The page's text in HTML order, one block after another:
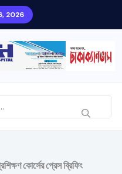
2026
কোর্সের প্রেস ব্রিফিং